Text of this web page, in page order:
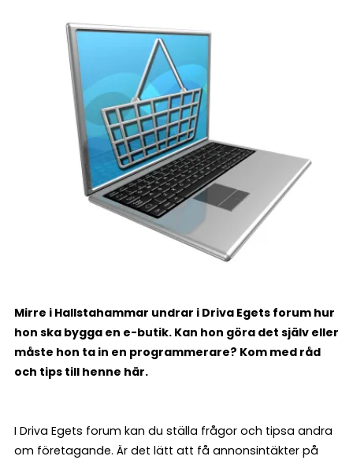
Mirre i Hallstahammar undrar i Driva Egets forum hur
hon ska bygga en e-butik. Kan hon göra det själv eller
måste hon ta in en programmerare? Kom med råd
och tips till henne här.
I Driva Egets forum kan du ställa frågor och tipsa andra
om företagande. Är det lätt att få annonsintäkter på